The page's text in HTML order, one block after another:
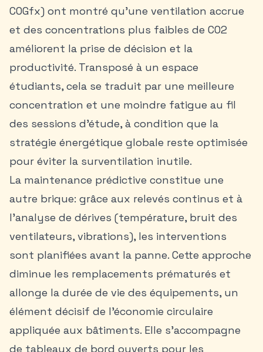
COGfx) ont montré qu’une ventilation accrue
et des concentrations plus faibles de CO2
améliorent la prise de décision et la
productivité. Transposé à un espace
étudiants, cela se traduit par une meilleure
concentration et une moindre fatigue au fil
des sessions d’étude, à condition que la
stratégie énergétique globale reste optimisée
pour éviter la surventilation inutile.
La maintenance prédictive constitue une
autre brique: grâce aux relevés continus et à
l’analyse de dérives (température, bruit des
ventilateurs, vibrations), les interventions
sont planifiées avant la panne. Cette approche
diminue les remplacements prématurés et
allonge la durée de vie des équipements, un
élément décisif de l’économie circulaire
appliquée aux bâtiments. Elle s’accompagne
de tableaux de bord ouverts pour les